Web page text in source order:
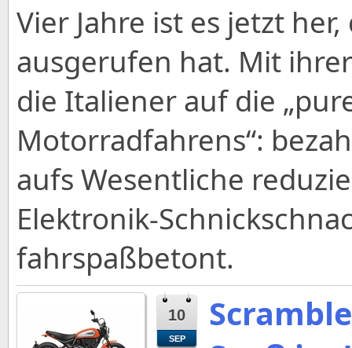
Vier Jahre ist es jetzt her,
ausgerufen hat. Mit
die Italiener auf die
Motorradfahrens“:
aufs Wesentliche
Elektronik-
fahrspaßbetont.
10
SEP